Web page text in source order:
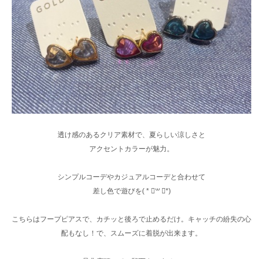
透け感のあるクリア素材で、夏らしい涼しさと
アクセントカラーが魅力。
シンプルコーデやカジュアルコーデと合わせて
差し色で遊びを( * ॑꒳ ॑*)
こちらはフープピアスで、カチッと後ろで止めるだけ。キャッチの紛失の心
配もなし！で、スムーズに着脱が出来ます。